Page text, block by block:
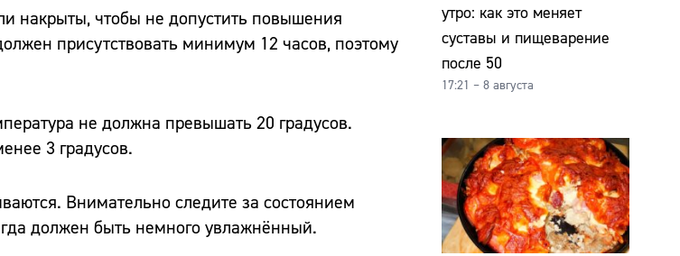
накрыты, чтобы не допустить повышения
присутствовать минимум 12 часов, поэтому
не должна превышать 20 градусов.
3 градусов.
Внимательно следите за состоянием
должен быть немного увлажнённый.
утро: как это меняет
суставы и пищеварение
после 50
17:21 – 8 августа